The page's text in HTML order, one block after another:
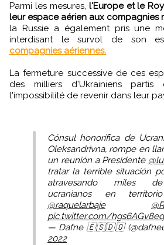
Parmi les mesures, l'Europe et le
leur espace aérien aux compagnies
la Russie a également pris une
interdisant le survol de son
compagnies aériennes.
La fermeture successive de ces
des milliers d'Ukrainiens partis
l'impossibilité de revenir dans leur
Cónsul honorífica de Ucrania en RD Ilona
Oleksandrivna, rompe en
un reunión a Presidente
tratar la terrible situación
atravesando miles
ucranianos en
@raquelarbaje
pic.twitter.com/hgs6AGv8eq
— Dafne 🇪🇸🇩🇴
2022